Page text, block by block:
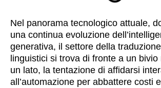
Nel panorama tecnologico attuale,
una continua evoluzione
generativa, il settore della
linguistici si trova di fronte a un bivio
un lato, la tentazione di affidarsi
all’automazione per abbattere costi